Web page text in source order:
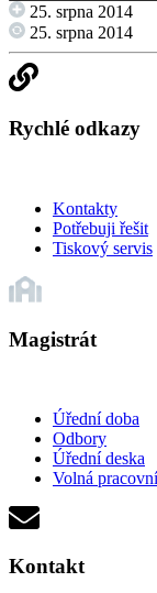
25. srpna 2014
25. srpna 2014
Rychlé odkazy
Kontakty
Potřebuji řešit
Tiskový servis
Magistrát
Úřední doba
Odbory
Úřední deska
Volná
Kontakt